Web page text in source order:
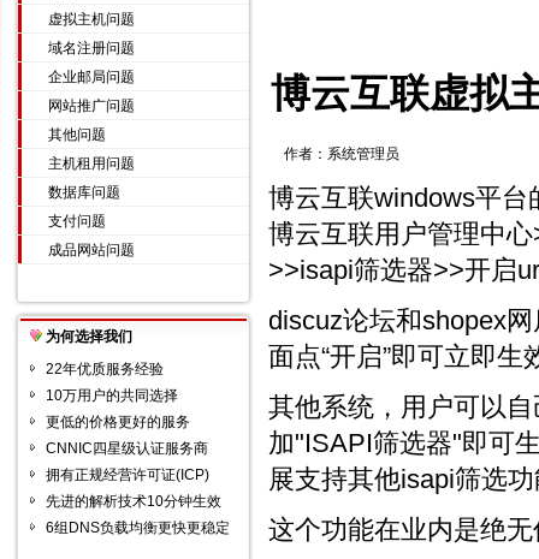
虚拟主机问题
域名注册问题
企业邮局问题
网站推广问题
其他问题
主机租用问题
数据库问题
支付问题
成品网站问题
为何选择我们
22年优质服务经验
10万用户的共同选择
更低的价格更好的服务
CNNIC四星级认证服务商
拥有正规经营许可证(ICP)
先进的解析技术10分钟生效
6组DNS负载均衡更快更稳定
博云互联虚拟
作者： 系统管理员
博云互联windows平
博云互联用户管理中心
>>isapi筛选器>>开启
discuz论坛和shopex
面点“开启”即可立即生
其他系统，用户可以
加"ISAPI筛选器"即可
展支持其他isapi筛选
这个功能在业内是绝